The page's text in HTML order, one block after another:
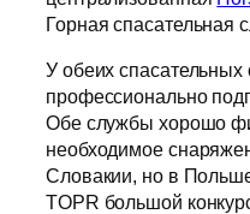
Горная спасательная
У обеих спасательных
профессионально
Обе службы хорошо
необходимое
Словакии, но в
TOPR большой